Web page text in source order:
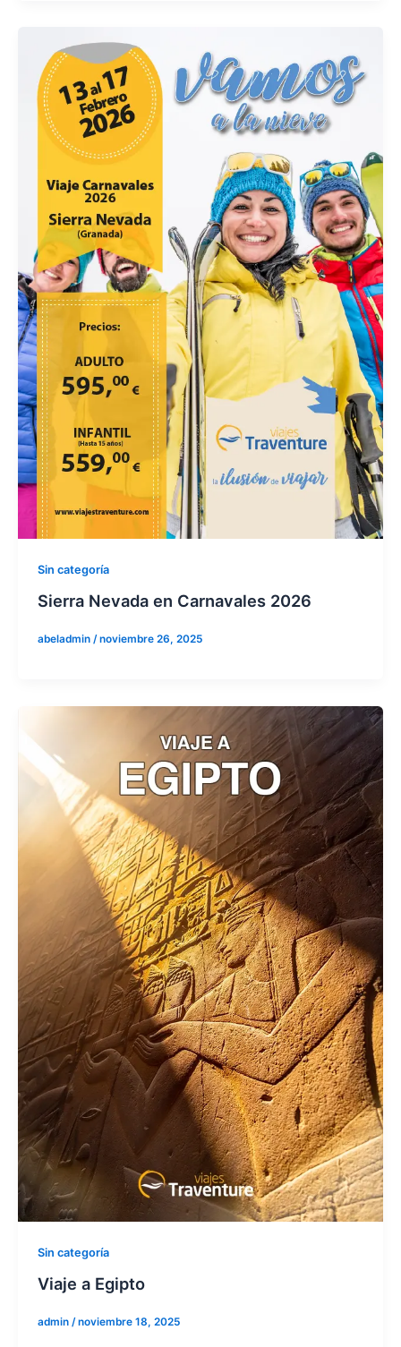
Sin categoría
Sierra Nevada en Carnavales 2026
abeladmin /noviembre 26, 2025
Sin categoría
Viaje a Egipto
admin /noviembre 18, 2025